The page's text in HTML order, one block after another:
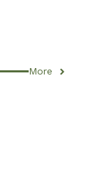
More